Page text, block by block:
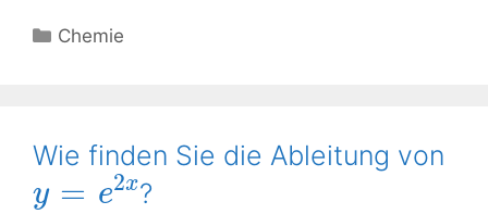
Kategorien
Chemie
Wie finden Sie die Ableitung von
y = e2x?